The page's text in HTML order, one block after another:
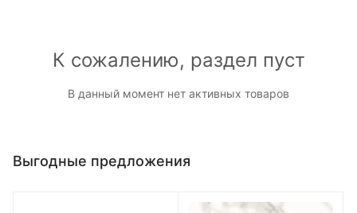
К сожалению, раздел пуст
В данный момент нет активных товаров
Выгодные предложения